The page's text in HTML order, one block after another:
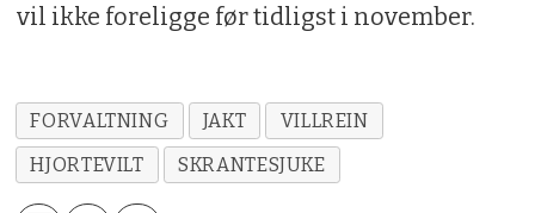
vil ikke foreligge før tidligst i november.
FORVALTNING JAKT
VILLREIN
HJORTEVILT
SKRANTESJUKE